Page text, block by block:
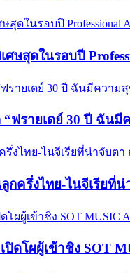
ศษสุดในรอบปี
ฟรายเดย์ 30 ปี ฉันมี
กครึ่งไทย-ไนจีเรีย
ดโผผู้เข้าชิง SOT